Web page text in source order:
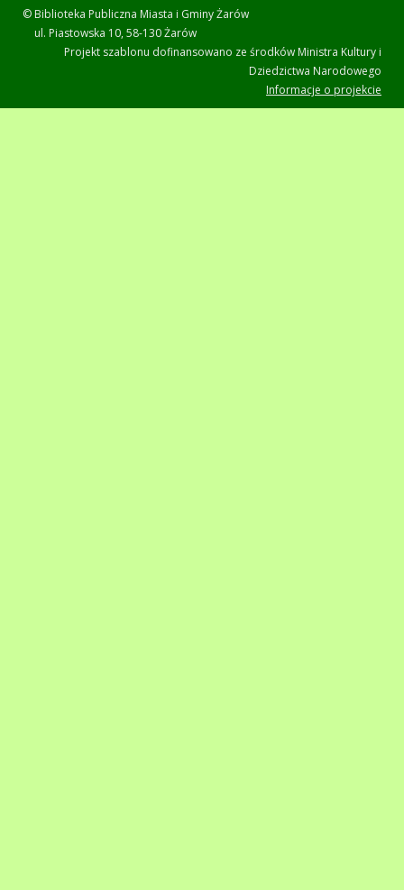
© Biblioteka Publiczna Miasta i Gminy Żarów
ul. Piastowska 10, 58-130 Żarów
Projekt szablonu dofinansowano ze środków Ministra Kultury i
Dziedzictwa Narodowego
Informacje o projekcie